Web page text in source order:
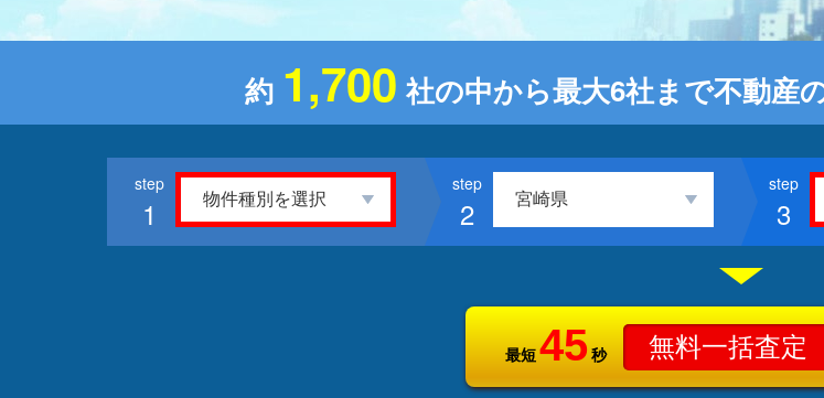
約 1,700 社の中から最大6社まで不動産
1 2 3
最短45 秒 無料一括査定